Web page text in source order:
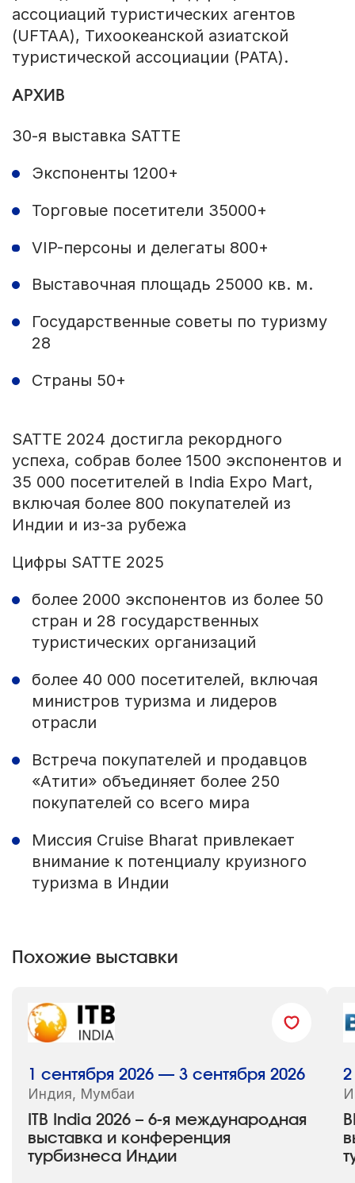
ассоциаций туристических агентов
(UFTAA), Тихоокеанской азиатской
туристической ассоциации (PATA).
АРХИВ
30-я выставка SATTE
Экспоненты 1200+
Торговые посетители 35000+
VIP-персоны и делегаты 800+
Выставочная площадь 25000 кв. м.
Государственные советы по туризму
28
Страны 50+
SATTE 2024 достигла рекордного
успеха, собрав более 1500 экспонентов и
35 000 посетителей в India Expo Mart,
включая более 800 покупателей из
Индии и из-за рубежа
Цифры SATTE 2025
более 2000 экспонентов из более 50
стран и 28 государственных
туристических организаций
более 40 000 посетителей, включая
министров туризма и лидеров
отрасли
Встреча покупателей и продавцов
«Атити» объединяет более 250
покупателей со всего мира
Миссия Cruise Bharat привлекает
внимание к потенциалу круизного
туризма в Индии
Похожие выставки
ITB India 2026 – 6-я международная
выставка и конференция
турбизнеса Индии
1 сентября 2026 — 3 сентября 2026
Индия, Мумбаи